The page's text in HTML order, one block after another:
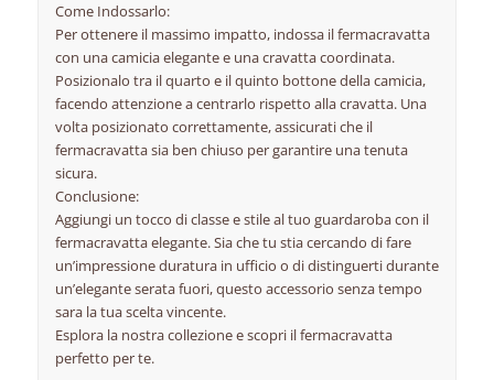
Come Indossarlo:
Per ottenere il massimo impatto, indossa il fermacravatta
con una camicia elegante e una cravatta coordinata.
Posizionalo tra il quarto e il quinto bottone della camicia,
facendo attenzione a centrarlo rispetto alla cravatta. Una
volta posizionato correttamente, assicurati che il
fermacravatta sia ben chiuso per garantire una tenuta
sicura.
Conclusione:
Aggiungi un tocco di classe e stile al tuo guardaroba con il
fermacravatta elegante. Sia che tu stia cercando di fare
un’impressione duratura in ufficio o di distinguerti durante
un’elegante serata fuori, questo accessorio senza tempo
sara la tua scelta vincente.
Esplora la nostra collezione e scopri il fermacravatta
perfetto per te.